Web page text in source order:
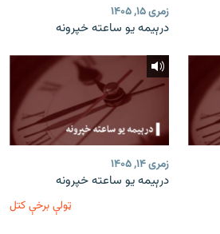
زمری ۱۵, ۱۴۰۵
درېیمه یو ساعته خپرونه
زمری ۱۴, ۱۴۰۵
درېیمه یو ساعته خپرونه
ټولې برخې کتل